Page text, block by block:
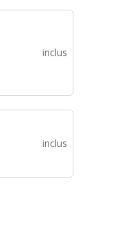
inclus
inclus